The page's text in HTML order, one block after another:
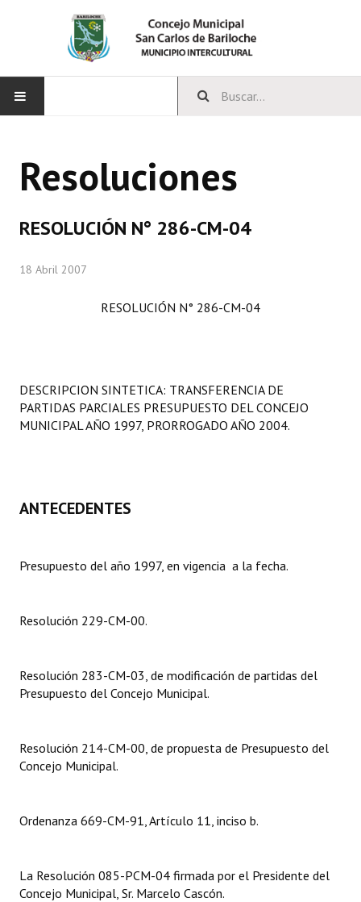
CONCEJO
Comisiones Especiales
LEGISLACIÓN
Carta Orgánica 2007
Organigrama
Informes de Gestión
Dictámenes Asesoría Letrada
Informes de Unidad Coordinadora
Actas de Audiencias Públicas
Resoluciones
RESOLUCIÓN N° 286-CM-04
18 Abril 2007
RESOLUCIÓN N° 286-CM-04
DESCRIPCION SINTETICA: TRANSFERENCIA DE
PARTIDAS PARCIALES PRESUPUESTO DEL CONCEJO
MUNICIPAL AÑO 1997, PRORROGADO AÑO 2004.
ANTECEDENTES
Presupuesto del año 1997, en vigencia a la fecha.
Resolución 229-CM-00.
Resolución 283-CM-03, de modificación de partidas del
Presupuesto del Concejo Municipal.
Resolución 214-CM-00, de propuesta de Presupuesto del
Concejo Municipal.
Ordenanza 669-CM-91, Artículo 11, inciso b.
La Resolución 085-PCM-04 firmada por el Presidente del
Concejo Municipal, Sr. Marcelo Cascón.